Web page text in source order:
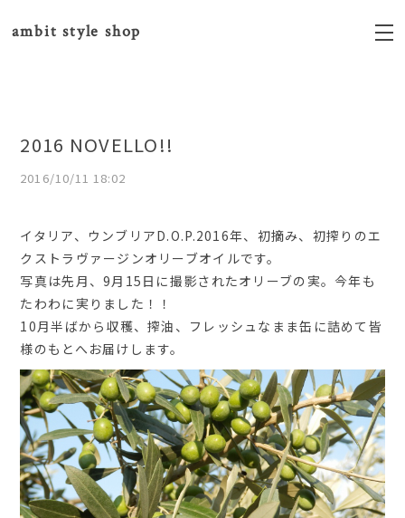
ambit style shop
2016 NOVELLO!!
2016/10/11 18:02
イタリア、ウンブリアD.O.P.2016年、初摘み、初搾りのエ
クストラヴァージンオリーブオイルです。
写真は先月、9月15日に撮影されたオリーブの実。今年も
たわわに実りました！！
10月半ばから収穫、搾油、フレッシュなまま缶に詰めて皆
様のもとへお届けします。